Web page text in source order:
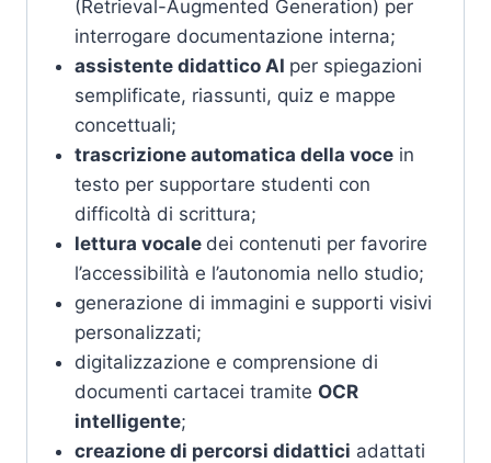
(Retrieval-Augmented Generation) per
interrogare documentazione interna;
assistente didattico AI per spiegazioni
semplificate, riassunti, quiz e mappe
concettuali;
trascrizione automatica della vocein
testo per supportare studenti con
difficoltà di scrittura;
lettura vocale dei contenuti per favorire
l’accessibilità e l’autonomia nello studio;
generazione di immagini e supporti visivi
personalizzati;
digitalizzazione e comprensione di
documenti cartacei tramite OCR
intelligente;
creazione di percorsi didattici adattati